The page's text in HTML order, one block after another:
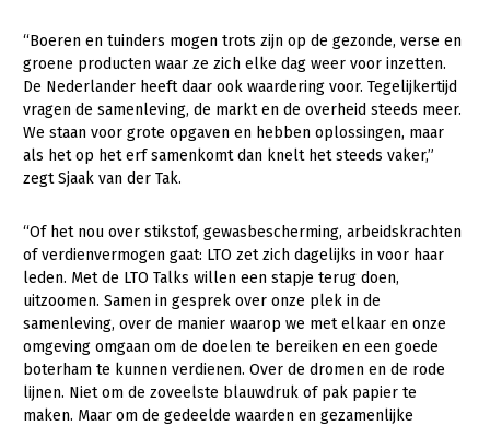
Internationaal
Sectoren
Dier
Biologische Landbouw
Kalverhouderij
Konijnenhouderij
Melkveehouderij
Paardenhouderij
Pluimveehouderij
“Boeren en tuinders mogen trots zijn op de gezonde, verse en
groene producten waar ze zich elke dag weer voor inzetten.
De Nederlander heeft daar ook waardering voor. Tegelijkertijd
vragen de samenleving, de markt en de overheid steeds meer.
We staan voor grote opgaven en hebben oplossingen, maar
als het op het erf samenkomt dan knelt het steeds vaker,”
zegt Sjaak van der Tak.
“Of het nou over stikstof, gewasbescherming, arbeidskrachten
of verdienvermogen gaat: LTO zet zich dagelijks in voor haar
leden. Met de LTO Talks willen een stapje terug doen,
uitzoomen. Samen in gesprek over onze plek in de
samenleving, over de manier waarop we met elkaar en onze
omgeving omgaan om de doelen te bereiken en een goede
boterham te kunnen verdienen. Over de dromen en de rode
lijnen. Niet om de zoveelste blauwdruk of pak papier te
maken. Maar om de gedeelde waarden en gezamenlijke